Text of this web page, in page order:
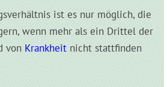
ist es nur möglich, die
wenn mehr als ein Drittel der
von Krankheit nicht stattfinden